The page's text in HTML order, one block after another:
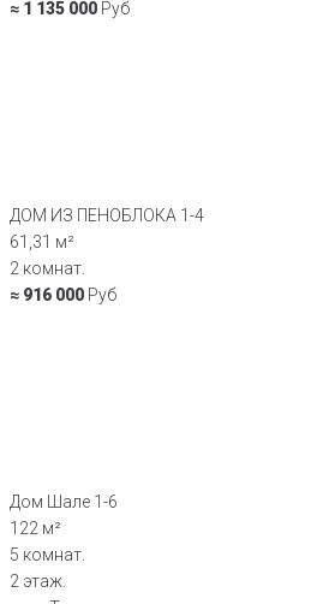
≈ 1 135 000 Руб
ДОМ ИЗ ПЕНОБЛОКА 1-4
61,31 м²
2 комнат.
≈ 916 000 Руб
Дом Шале 1-6
122 м²
5 комнат.
2 этаж.